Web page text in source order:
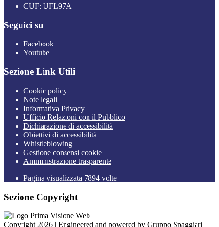
CUF: UFL97A
Seguici su
Facebook
Youtube
Sezione Link Utili
Cookie policy
Note legali
Informativa Privacy
Ufficio Relazioni con il Pubblico
Dichiarazione di accessibilità
Obiettivi di accessibilità
Whistleblowing
Gestione consensi cookie
Amministrazione trasparente
Pagina visualizzata 7894 volte
Sezione Copyright
Copyright 2026 | Engineered and powered by Gruppo Spaggiari